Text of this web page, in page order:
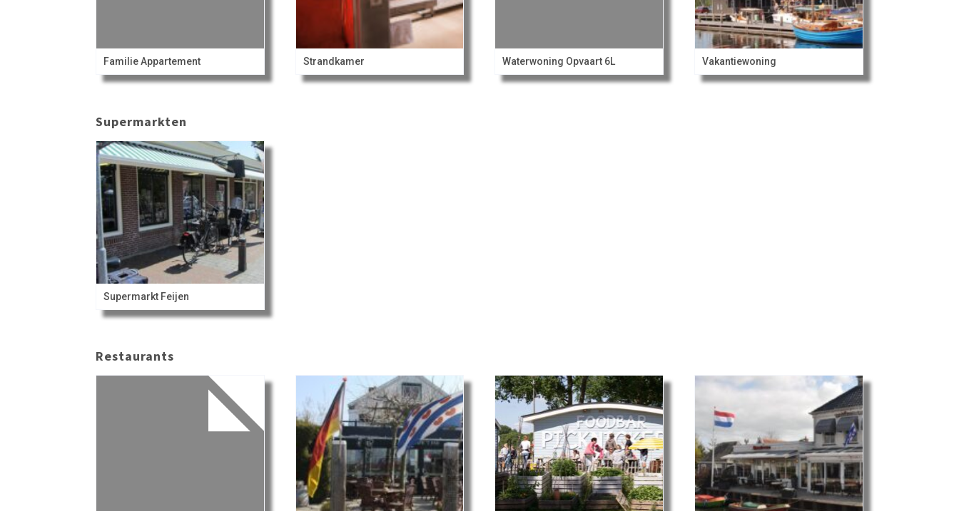
Familie Appartement Strandkamer Waterwoning Opvaart 6L Vakantiewoning
Supermarkten
Supermarkt Feijen
Restaurants